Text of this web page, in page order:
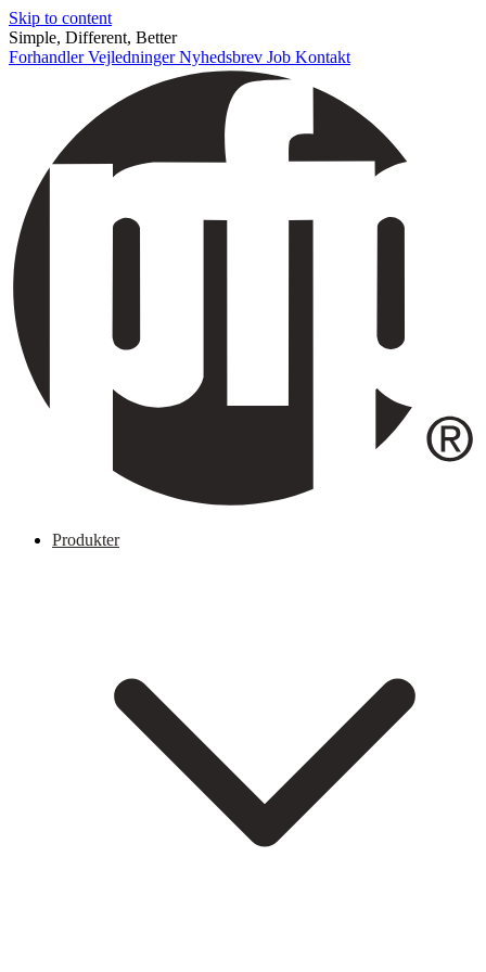
Skip to content
Simple, Different, Better
ForhandlerVejledningerNyhedsbrev Job Kontakt
Produkter